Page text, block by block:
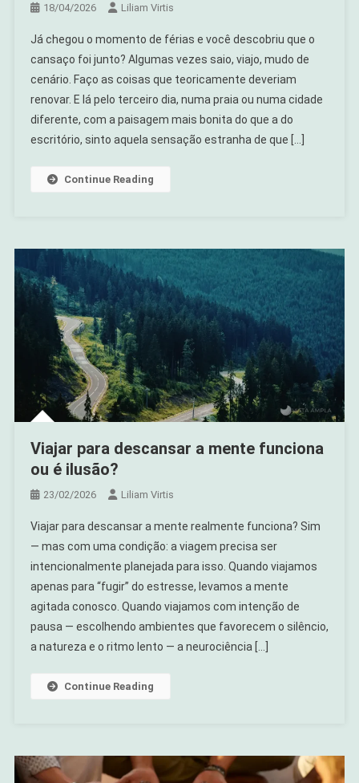
18/04/2026 Liliam Virtis
Já chegou o momento de férias e você descobriu que o
cansaço foi junto? Algumas vezes saio, viajo, mudo de
cenário. Faço as coisas que teoricamente deveriam
renovar. E lá pelo terceiro dia, numa praia ou numa cidade
diferente, com a paisagem mais bonita do que a do
escritório, sinto aquela sensação estranha de que […]
Continue Reading
Viajar para descansar a mente funciona
ou é ilusão?
23/02/2026 Liliam Virtis
Viajar para descansar a mente realmente funciona? Sim
— mas com uma condição: a viagem precisa ser
intencionalmente planejada para isso. Quando viajamos
apenas para “fugir” do estresse, levamos a mente
agitada conosco. Quando viajamos com intenção de
pausa — escolhendo ambientes que favorecem o silêncio,
a natureza e o ritmo lento — a neurociência […]
Continue Reading